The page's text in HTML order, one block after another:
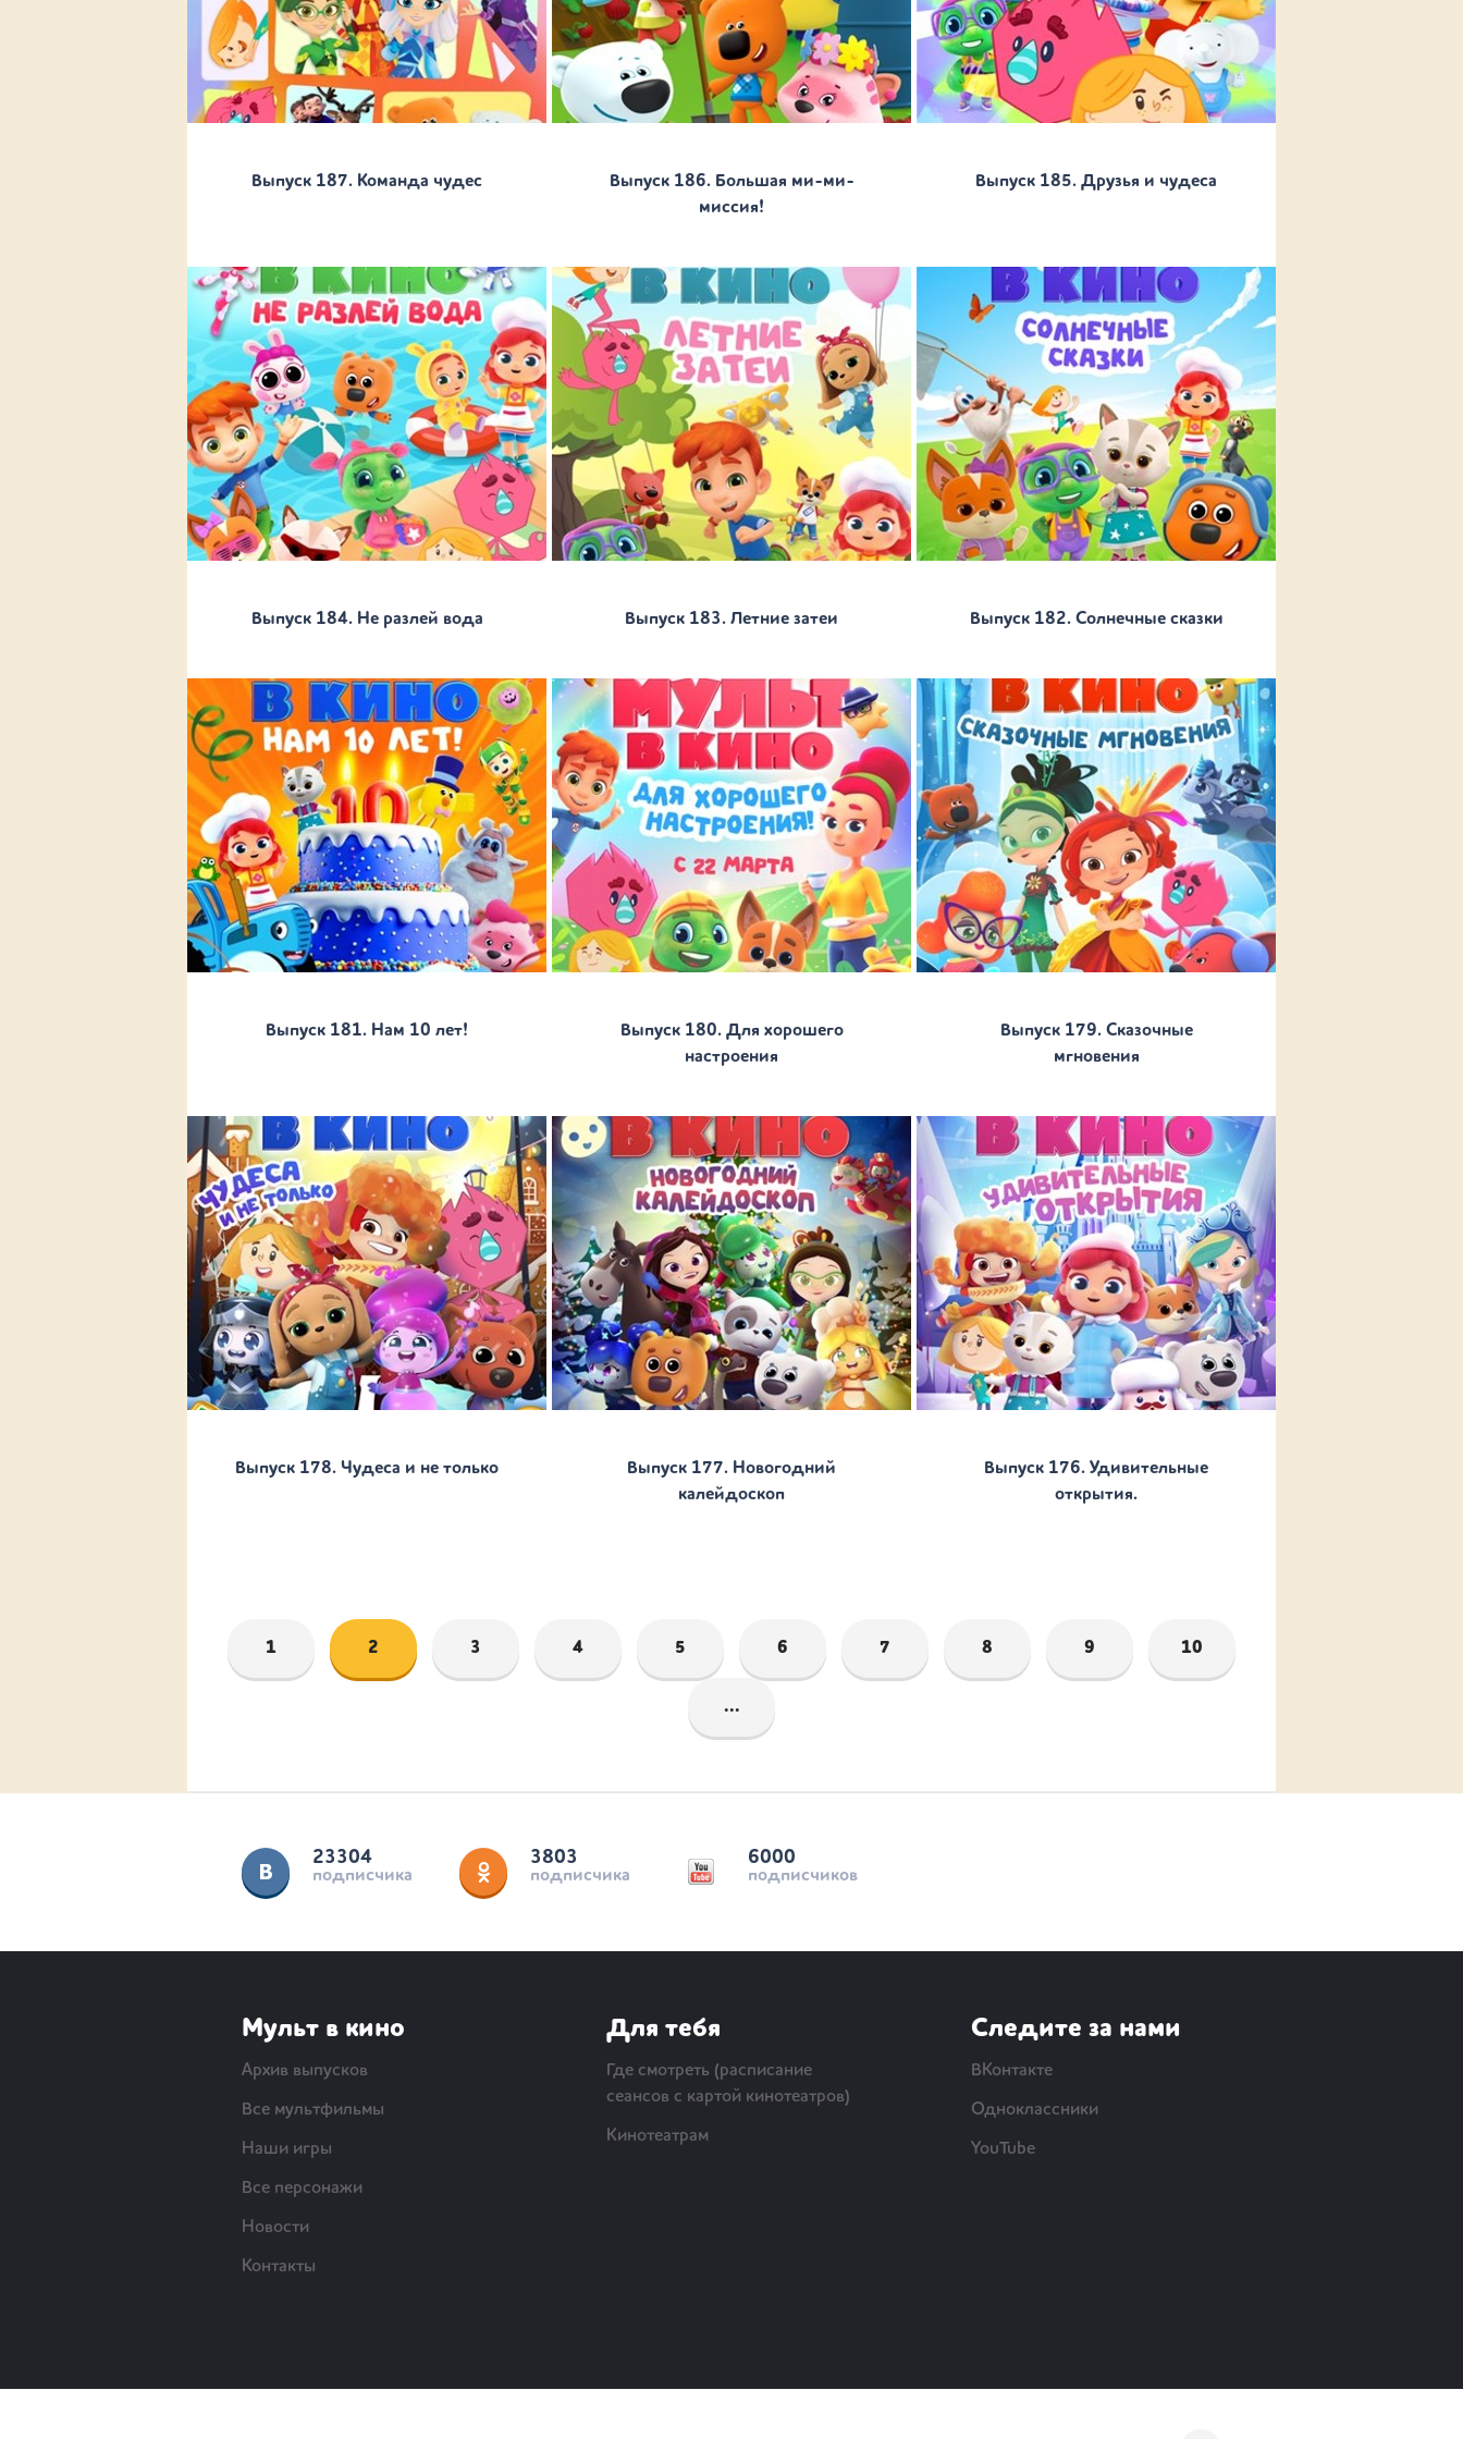
Выпуск 187. Команда чудес
Выпуск 186. Большая ми-ми-
миссия!
Выпуск 185. Друзья и чудеса
Выпуск 184. Не разлей вода Выпуск 183. Летние затеи Выпуск 182. Солнечные сказки
Выпуск 181. Нам 10 лет!
Выпуск 180. Для хорошего
настроения
Выпуск 179. Сказочные
мгновения
Выпуск 178. Чудеса и не только
Выпуск 177. Новогодний
калейдоскоп
Выпуск 176. Удивительные
открытия.
1 2 3 4 5 6 7 8 9 10
...
23304
подписчика
3803
подписчика
6000
подписчиков
Мульт в кино
Архив выпусков
Все мультфильмы
Наши игры
Все персонажи
Новости
Контакты
Для тебя
Где смотреть (расписание
сеансов с картой кинотеатров)
Кинотеатрам
Следите за нами
ВКонтакте
Одноклассники
YouTube